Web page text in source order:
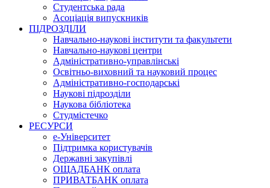
Студентська рада
Асоціація випускників
ПІДРОЗДІЛИ
Навчально-наукові інститути та факультети
Навчально-наукові центри
Адміністративно-управлінські
Освітньо-виховний та науковий процес
Адміністративно-господарські
Наукові підрозділи
Наукова бібліотека
Студмістечко
РЕСУРСИ
е-Університет
Підтримка користувачів
Державні закупівлі
ОЩАДБАНК оплата
ПРИВАТБАНК оплата